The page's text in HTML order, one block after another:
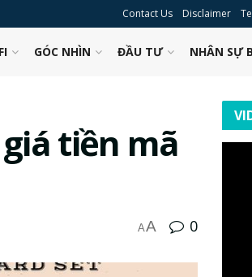
Contact Us Disclaimer
GÓC NHÌN ĐẦU TƯ NHÂN SỰ
tiền mã
AA 0